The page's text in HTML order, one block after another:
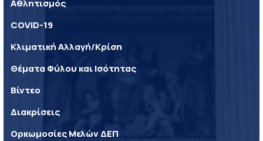
Αθλητισμός
COVID-19
Κλιματική Αλλαγή/Κρίση
Θέματα Φύλου και Ισότητας
Βίντεο
Διακρίσεις
Ορκωμοσίες Μελών ΔΕΠ